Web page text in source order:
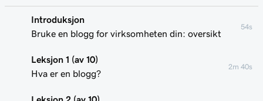
Introduksjon
Bruke en blogg for virksomheten din: oversikt
54s
Leksjon 1 (av 10)
Hva er en blogg?
2m 40s